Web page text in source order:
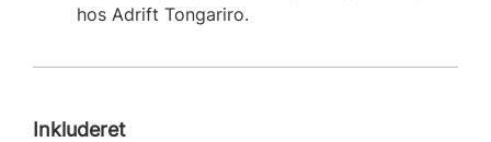
hos Adrift Tongariro.
Inkluderet